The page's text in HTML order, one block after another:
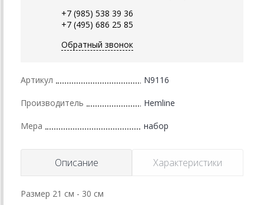
+7 (985) 538 39 36
+7 (495) 686 25 85
Обратный звонок
Артикул N9116
Производитель Hemline
Мера набор
Описание Характеристики
Размер 21 см - 30 см